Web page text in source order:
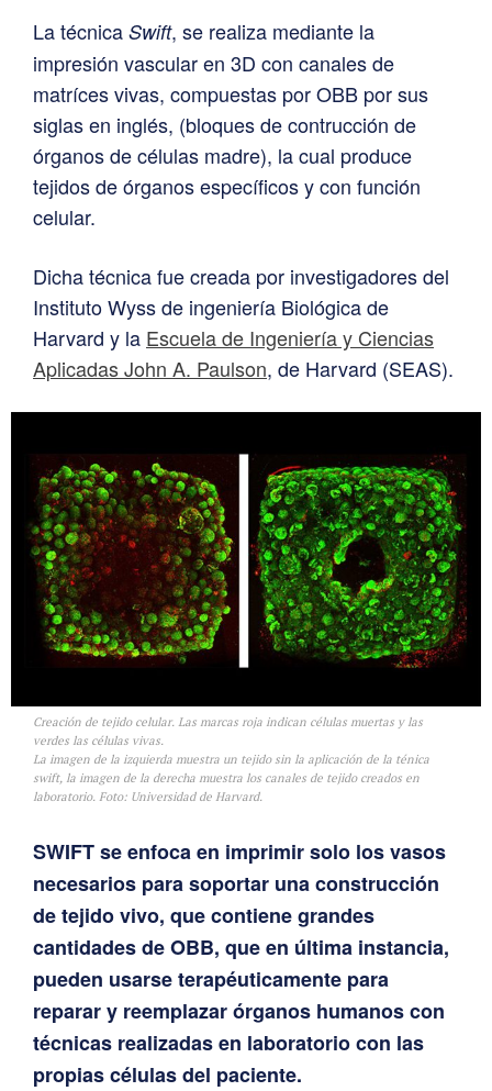
La técnica Swift, se realiza mediante la
impresión vascular en 3D con canales de
matríces vivas, compuestas por OBB por sus
siglas en inglés, (bloques de contrucción de
órganos de células madre), la cual produce
tejidos de órganos específicos y con función
celular.
Dicha técnica fue creada por investigadores del
Instituto Wyss de ingeniería Biológica de
Harvard y la Escuela de Ingeniería y Ciencias
Aplicadas John A. Paulson, de Harvard (SEAS).
Creación de tejido celular. Las marcas roja indican células muertas y las
verdes las células vivas.
La imagen de la izquierda muestra un tejido sin la aplicación de la ténica
swift, la imagen de la derecha muestra los canales de tejido creados en
laboratorio. Foto: Universidad de Harvard.
SWIFT se enfoca en imprimir solo los vasos
necesarios para soportar una construcción
de tejido vivo, que contiene grandes
cantidades de OBB, que en última instancia,
pueden usarse terapéuticamente para
reparar y reemplazar órganos humanos con
técnicas realizadas en laboratoriocon las
propias células del paciente.